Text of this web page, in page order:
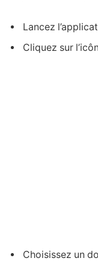
Lancez
Cliquez sur
Choisissez un